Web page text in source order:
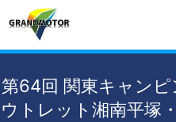
第64回 関東キャン
ウトレット湘南平塚